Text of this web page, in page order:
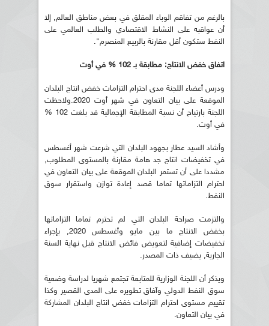
بالرغم من تفاقم الوباء المقلق في بعض مناطق العالم, إلا
أن عواقبه على النشاط الاقتصادي والطلب العالمي على
النفط ستكون أقل مقارنة بالربيع المنصرم".
اتفاق خفض الانتاج: مطابقة بـ 102 % في أوت
ودرس أعضاء اللجنة مدى احترام التزامات خفض انتاج البلدان
الموقعة على بيان التعاون في شهر أوت 2020.ولاحظت
اللجنة بارتياح أن نسبة المطابقة الإجمالية قد بلغت 102 %
في أوت.
وأشاد السيد عطار بجهود البلدان التي شرعت شهر أغسطس
في تخفيضات انتاج جد هامة مقارنة بالمستوى المطلوب,
مشددا على أن تستمر البلدان الموقعة على بيان التعاون في
احترام التزاماتها تماما قصد إعادة توازن واستقرار سوق
النفط.
والتزمت صراحة البلدان التي لم تحترم تماما التزاماتها
بخفض الانتاج ما بين مايو وأغسطس 2020, بإجراء
تخفيضات إضافية لتعويض فائض الانتاج قبل نهاية السنة
الجارية, يضيف ذات المصدر.
ويذكر أن اللجنة الوزارية للمتابعة تجتمع شهريا لدراسة وضعية
سوق النفط الدولي وآفاق تطويره على المدى القصير وكذا
تقييم مستوى احترام التزامات خفض انتاج البلدان المشاركة
في بيان التعاون.